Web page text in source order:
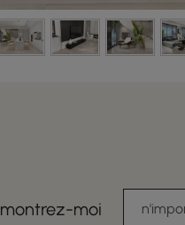
montrez-moi